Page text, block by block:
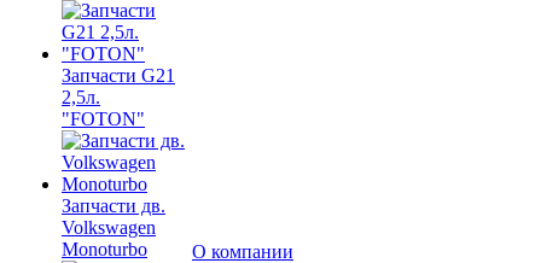
Запчасти G21
2,5л.
"FOTON"
Запчасти дв.
Volkswagen
Monoturbo
О компании